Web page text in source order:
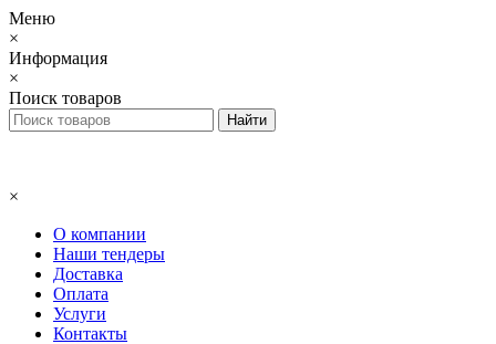
Меню
×
Информация
×
Поиск товаров
×
О компании
Наши тендеры
Доставка
Оплата
Услуги
Контакты